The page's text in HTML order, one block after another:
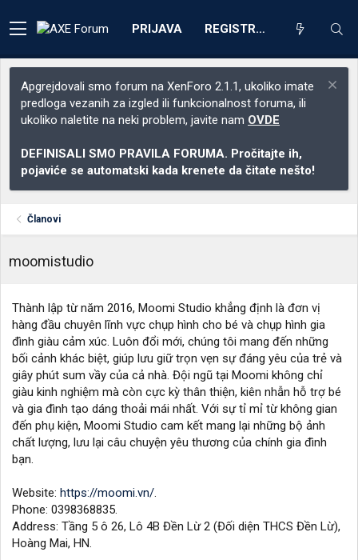
PRIJAVA REGISTRACIJA
Apgrejdovali smo forum na XenForo 2.1.1, ukoliko imate
predloga vezanih za izgled ili funkcionalnost foruma, ili
ukoliko naletite na neki problem, javite nam OVDE
DEFINISALI SMO PRAVILA FORUMA. Pročitajte ih,
pojaviće se automatski kada krenete da čitate nešto!
Članovi
moomistudio
Thành lập từ năm 2016, Moomi Studio khẳng định là đơn vị
hàng đầu chuyên lĩnh vực chụp hình cho bé và chụp hình gia
đình giàu cảm xúc. Luôn đổi mới, chúng tôi mang đến những
bối cảnh khác biệt, giúp lưu giữ trọn vẹn sự đáng yêu của trẻ và
giây phút sum vầy của cả nhà. Đội ngũ tại Moomi không chỉ
giàu kinh nghiệm mà còn cực kỳ thân thiện, kiên nhẫn hỗ trợ bé
và gia đình tạo dáng thoải mái nhất. Với sự tỉ mỉ từ không gian
đến phụ kiện, Moomi Studio cam kết mang lại những bộ ảnh
chất lượng, lưu lại câu chuyện yêu thương của chính gia đình
bạn.
Website: https://moomi.vn/.
Phone: 0398368835.
Address: Tầng 5 ô 26, Lô 4B Đền Lừ 2 (Đối diện THCS Đền Lừ),
Hoàng Mai, HN.